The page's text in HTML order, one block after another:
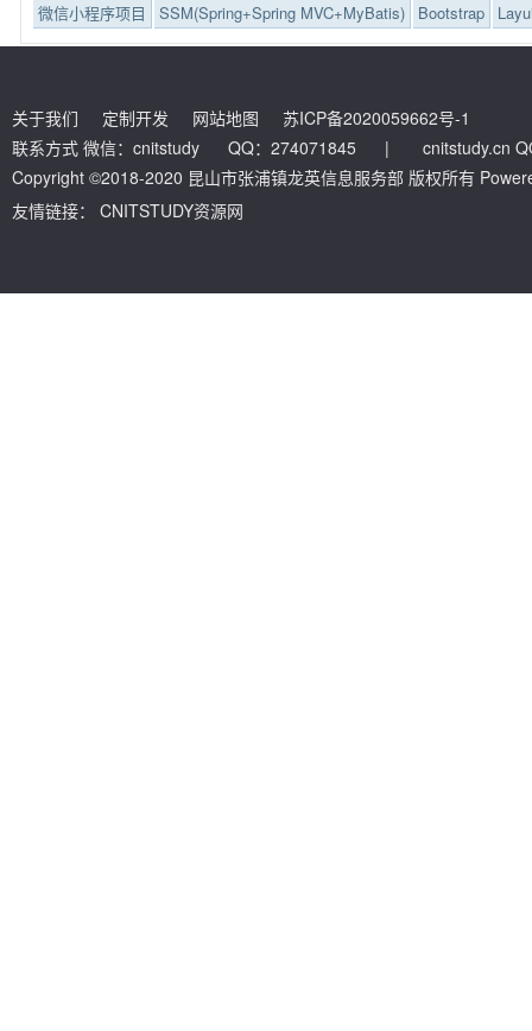
微信小程序项目 SSM(Spring+Spring MVC+MyBatis) Bootstrap
关于我们 定制开发 网站地图
苏ICP备2020059662号-1
联系方式 微信：cnitstudy QQ：274071845
|
cnitstudy.cn
Copyright ©2018-2020 昆山市张浦镇龙英信息服务部 版权所有
友情链接：
CNITSTUDY资源网